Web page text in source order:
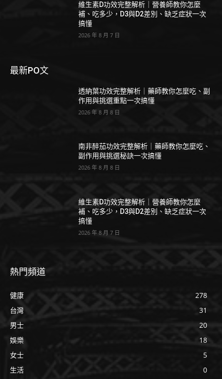
維生素D功效完整解析｜營養師教你怎麼
補、吃多少，D3與D2差別、缺乏症狀一次
搞懂
2026 年 8 月 7 日
最新PO文
透納葉功效完整解析｜藥師教你怎麼吃、副
作用與挑選重點一次搞懂
2026 年 8 月 8 日
南非醉茄功效完整解析｜藥師教你怎麼吃、
副作用與挑選秘訣一次搞懂
2026 年 8 月 8 日
維生素D功效完整解析｜營養師教你怎麼
補、吃多少，D3與D2差別、缺乏症狀一次
搞懂
2026 年 8 月 7 日
熱門頻道
健康
278
台灣
31
男士
20
娛樂
18
女士
5
生活
0